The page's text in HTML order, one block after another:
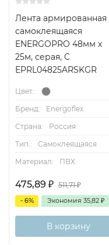
Лента армированная
самоклеящаяся
ENERGOPRO 48мм х
25м, серая, C
EPRL04825ARSKGR
Цвет.:
Бренд:
Energoflex
Страна:
Россия
Тип.:
Самоклеящаяся
Материал:
ПВХ
475,89 ₽ 511,71₽
- 6% Экономия 35,82 ₽
В корзину